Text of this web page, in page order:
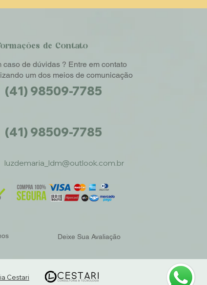
de Contato
caso de dúvidas ? Entre em contato
um dos meios de comunicação
(41) 98509-7785
(41) 98509-7785
luzdemaria_ldm@outlook.com.br
Deixe Sua Avaliação
Cestari